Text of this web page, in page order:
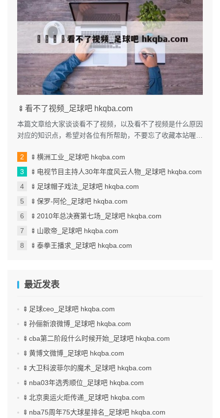
🍢看不了视频_足球吧 hkqba.com
本篇文章给大家谈谈看不了视频，以及看不了视频是什么原因
对应的知识点，希望对各位有所帮助，不要忘了收藏本站喔。
🍢横洲工业_足球吧 hkqba.com
🍢电视节目主持人30年年度风云人物_足球吧 hkqba.com
🍢足球帽子戏法_足球吧 hkqba.com
🍢保罗-阿伦_足球吧 hkqba.com
🍢2010年总决赛第七场_足球吧 hkqba.com
🍢山歌帝_足球吧 hkqba.com
🍢泰拳王播求_足球吧 hkqba.com
最近发表
🍢足球ceo_足球吧 hkqba.com
🍢孙俪新浪微博_足球吧 hkqba.com
🍢cba第二阶段什么时候开始_足球吧 hkqba.com
🍢黄博文微博_足球吧 hkqba.com
🍢大卫科波菲尔的魔术_足球吧 hkqba.com
🍢nba03年选秀顺位_足球吧 hkqba.com
🍢北京奥运火炬传递_足球吧 hkqba.com
🍢nba75周年75大球星排名_足球吧 hkqba.com